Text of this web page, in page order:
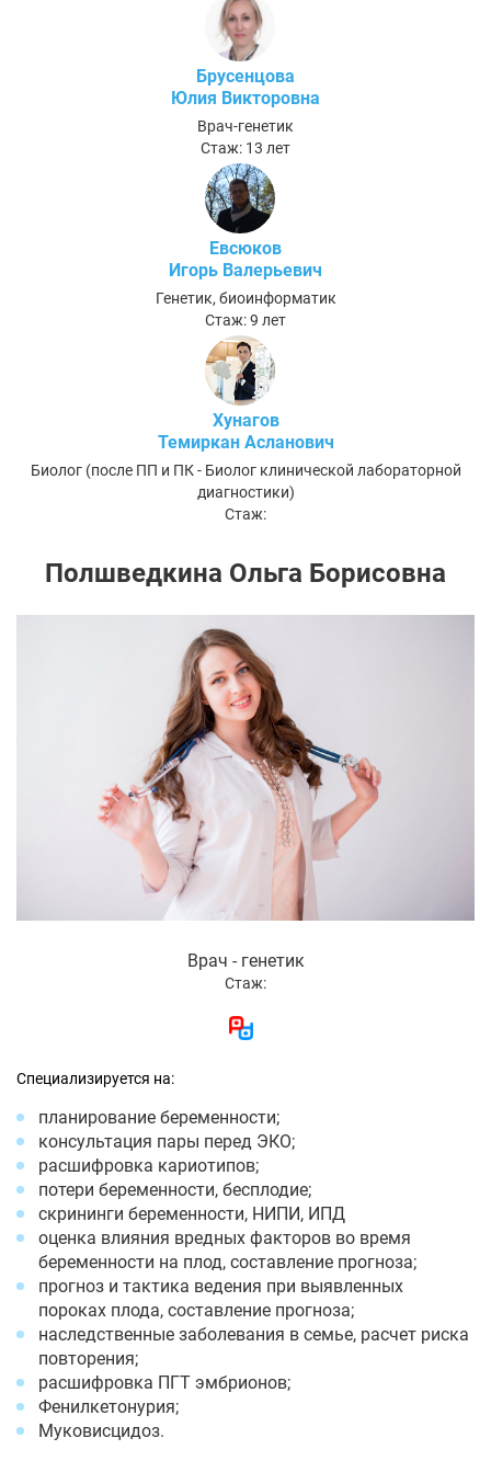
Брусенцова
Юлия Викторовна
Врач-генетик
Стаж: 13 лет
Евсюков
Игорь Валерьевич
Генетик, биоинформатик
Стаж: 9 лет
Хунагов
Темиркан Асланович
Биолог (после ПП и ПК - Биолог клинической лабораторной
диагностики)
Стаж:
Полшведкина Ольга Борисовна
Врач - генетик
Стаж:
Специализируется на:
планирование беременности;
консультация пары перед ЭКО;
расшифровка кариотипов;
потери беременности, бесплодие;
скрининги беременности, НИПИ, ИПД
оценка влияния вредных факторов во время
беременности на плод, составление прогноза;
прогноз и тактика ведения при выявленных
пороках плода, составление прогноза;
наследственные заболевания в семье, расчет риска
повторения;
расшифровка ПГТ эмбрионов;
Фенилкетонурия;
Муковисцидоз.